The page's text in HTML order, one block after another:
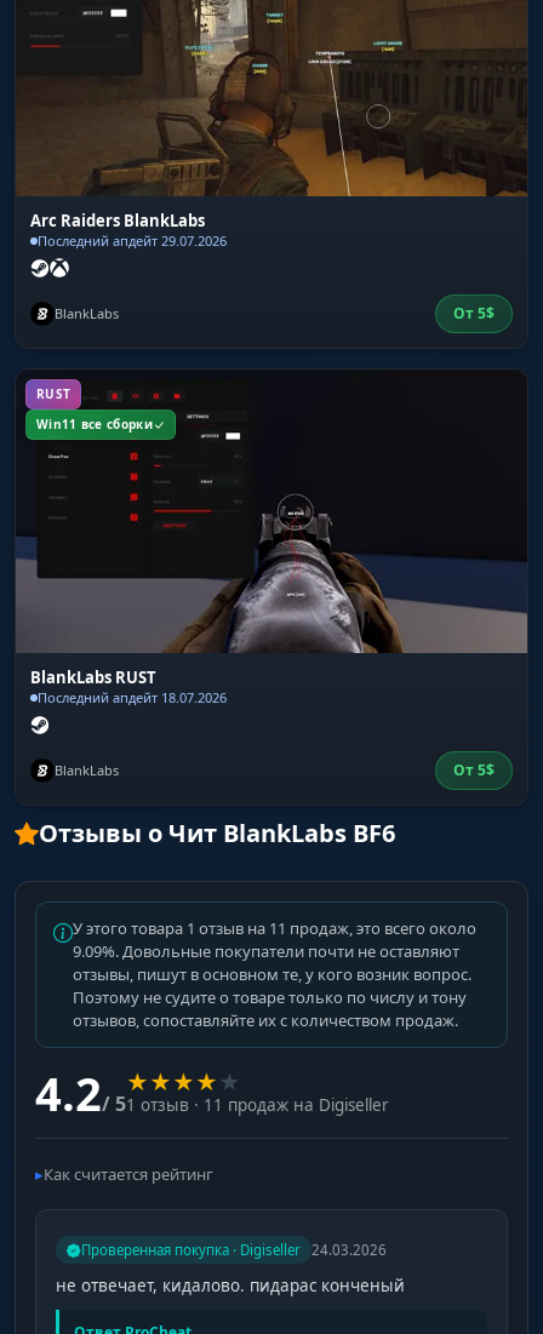
Arc Raiders BlankLabs
Последний апдейт 29.07.2026
BlankLabs От5$
RUST
Win11 все сборки
BlankLabs RUST
Последний апдейт 18.07.2026
BlankLabs От5$
Отзывы о Чит BlankLabs BF6
У этого товара 1 отзыв на 11 продаж, это всего около
9.09%. Довольные покупатели почти не оставляют
отзывы, пишут в основном те, у кого возник вопрос.
Поэтому не судите о товаре только по числу и тону
отзывов, сопоставляйте их с количеством продаж.
4.2/ 5
★★★★★
1 отзыв · 11 продаж на Digiseller
Как считается рейтинг
Проверенная покупка · Digiseller 24.03.2026
не отвечает, кидалово. пидарас конченый